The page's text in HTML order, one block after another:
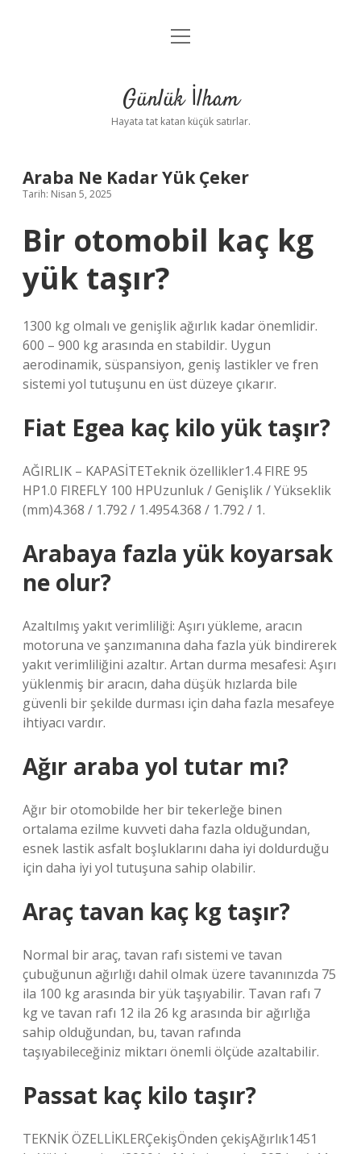
Anasayfa
Yasal Uyarı
menüyü
Günlük İlham
Hayata tat katan küçük satırlar.
Araba Ne Kadar Yük Çeker
Tarih: Nisan 5, 2025
Bir otomobil kaç kg
yük taşır?
1300 kg olmalı ve genişlik ağırlık kadar önemlidir.
600 – 900 kg arasında en stabildir. Uygun
aerodinamik, süspansiyon, geniş lastikler ve fren
sistemi yol tutuşunu en üst düzeye çıkarır.
Fiat Egea kaç kilo yük taşır?
AĞIRLIK – KAPASİTETeknik özellikler1.4 FIRE 95
HP1.0 FIREFLY 100 HPUzunluk / Genişlik / Yükseklik
(mm)4.368 / 1.792 / 1.4954.368 / 1.792 / 1.
Arabaya fazla yük koyarsak
ne olur?
Azaltılmış yakıt verimliliği: Aşırı yükleme, aracın
motoruna ve şanzımanına daha fazla yük bindirerek
yakıt verimliliğini azaltır. Artan durma mesafesi: Aşırı
yüklenmiş bir aracın, daha düşük hızlarda bile
güvenli bir şekilde durması için daha fazla mesafeye
ihtiyacı vardır.
Ağır araba yol tutar mı?
Ağır bir otomobilde her bir tekerleğe binen
ortalama ezilme kuvveti daha fazla olduğundan,
esnek lastik asfalt boşluklarını daha iyi doldurduğu
için daha iyi yol tutuşuna sahip olabilir.
Araç tavan kaç kg taşır?
Normal bir araç, tavan rafı sistemi ve tavan
çubuğunun ağırlığı dahil olmak üzere tavanınızda 75
ila 100 kg arasında bir yük taşıyabilir. Tavan rafı 7
kg ve tavan rafı 12 ila 26 kg arasında bir ağırlığa
sahip olduğundan, bu, tavan rafında
taşıyabileceğiniz miktarı önemli ölçüde azaltabilir.
Passat kaç kilo taşır?
TEKNİK ÖZELLİKLERÇekişÖnden çekişAğırlık1451